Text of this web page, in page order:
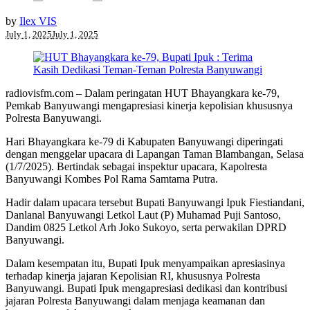
by Ilex VIS
July 1, 2025July 1, 2025
radiovisfm.com – Dalam peringatan HUT Bhayangkara ke-79,
Pemkab Banyuwangi mengapresiasi kinerja kepolisian khususnya
Polresta Banyuwangi.
Hari Bhayangkara ke-79 di Kabupaten Banyuwangi diperingati
dengan menggelar upacara di Lapangan Taman Blambangan, Selasa
(1/7/2025). Bertindak sebagai inspektur upacara, Kapolresta
Banyuwangi Kombes Pol Rama Samtama Putra.
Hadir dalam upacara tersebut Bupati Banyuwangi Ipuk Fiestiandani,
Danlanal Banyuwangi Letkol Laut (P) Muhamad Puji Santoso,
Dandim 0825 Letkol Arh Joko Sukoyo, serta perwakilan DPRD
Banyuwangi.
Dalam kesempatan itu, Bupati Ipuk menyampaikan apresiasinya
terhadap kinerja jajaran Kepolisian RI, khususnya Polresta
Banyuwangi. Bupati Ipuk mengapresiasi dedikasi dan kontribusi
jajaran Polresta Banyuwangi dalam menjaga keamanan dan